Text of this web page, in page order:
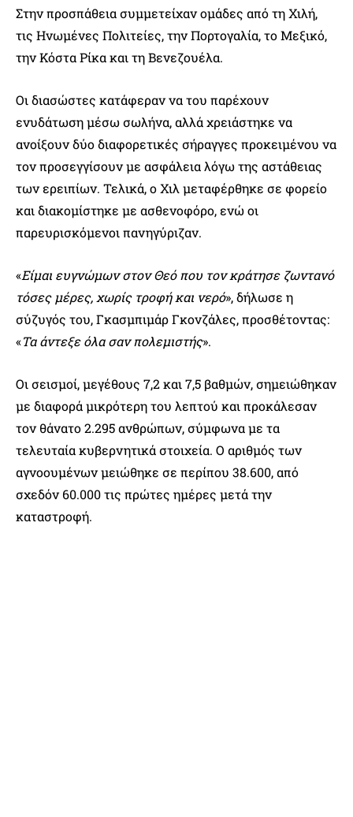
Στην προσπάθεια συμμετείχαν ομάδες από τη Χιλή,
τις Ηνωμένες Πολιτείες, την Πορτογαλία, το Μεξικό,
την Κόστα Ρίκα και τη Βενεζουέλα.
Οι διασώστες κατάφεραν να του παρέχουν
ενυδάτωση μέσω σωλήνα, αλλά χρειάστηκε να
ανοίξουν δύο διαφορετικές σήραγγες προκειμένου να
τον προσεγγίσουν με ασφάλεια λόγω της αστάθειας
των ερειπίων. Τελικά, ο Χιλ μεταφέρθηκε σε φορείο
και διακομίστηκε με ασθενοφόρο, ενώ οι
παρευρισκόμενοι πανηγύριζαν.
«Είμαι ευγνώμων στον Θεό που τον κράτησε ζωντανό
τόσες μέρες, χωρίς τροφή και νερό», δήλωσε η
σύζυγός του, Γκασμπιμάρ Γκονζάλες, προσθέτοντας:
«Τα άντεξε όλα σαν πολεμιστής».
Οι σεισμοί, μεγέθους 7,2 και 7,5 βαθμών, σημειώθηκαν
με διαφορά μικρότερη του λεπτού και προκάλεσαν
τον θάνατο 2.295 ανθρώπων, σύμφωνα με τα
τελευταία κυβερνητικά στοιχεία. Ο αριθμός των
αγνοουμένων μειώθηκε σε περίπου 38.600, από
σχεδόν 60.000 τις πρώτες ημέρες μετά την
καταστροφή.